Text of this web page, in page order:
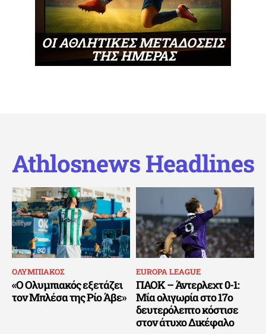
ΟΙ ΑΘΛΗΤΙΚΕΣ ΜΕΤΑΔΟΣΕΙΣ
ΤΗΣ ΗΜΕΡΑΣ
Athlosnews Headlines
ΟΛΥΜΠΙΑΚΟΣ
«Ο Ολυμπιακός εξετάζει
τον Μπλέσα της Ρίο Άβε»
EUROPA LEAGUE
ΠΑΟΚ – Άντερλεχτ 0-1:
Μία ολιγωρία στο 17ο
δευτερόλεπτο κόστισε
στον άτυχο Δικέφαλο